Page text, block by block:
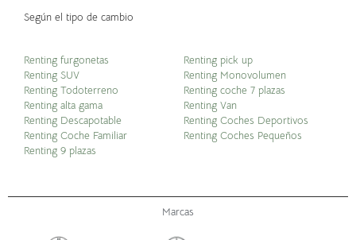
Según el tipo de cambio
Renting furgonetas
Renting SUV
Renting Todoterreno
Renting alta gama
Renting Descapotable
Renting Coche Familiar
Renting 9 plazas
Renting pick up
Renting Monovolumen
Renting coche 7 plazas
Renting Van
Renting Coches Deportivos
Renting Coches Pequeños
Marcas